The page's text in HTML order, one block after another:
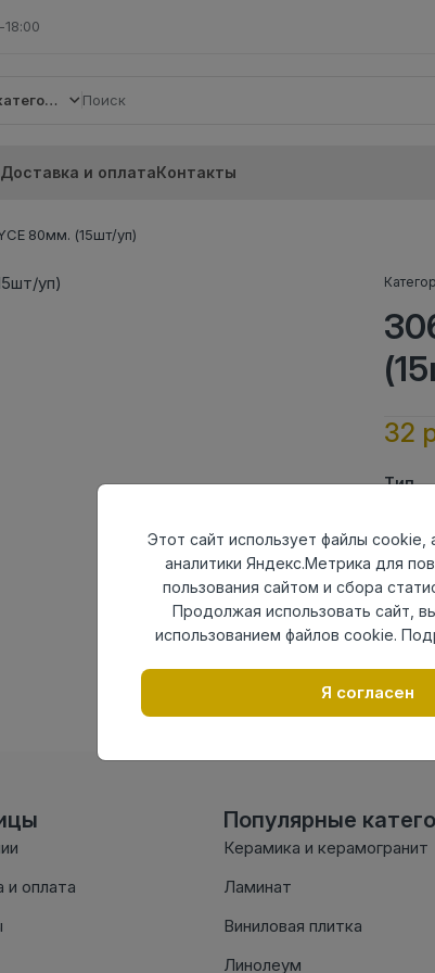
Все категории
Доставка и оплатаКонтакты
80мм. (15шт/уп)
32
Тип
и оплата
Популярные
Керамика и керамогранит
Ламинат
Виниловая плитка
Линолеум
Этот сайт использует файлы cookie,
аналитики Яндекс.Метрика для
пользования сайтом и сбора
Продолжая использовать сайт,
использованием файлов cookie.
Я согласен